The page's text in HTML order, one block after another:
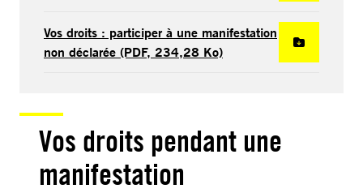
Vos droits : participer à une manifestation
non déclarée (PDF, 234,28 Ko)
Vos droits pendant une
manifestation